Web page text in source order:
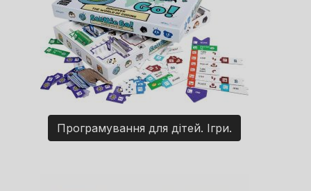
Програмування для дітей. Ігри.